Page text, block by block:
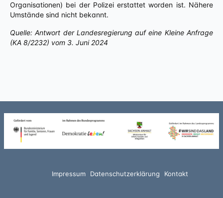
Organisationen) bei der Polizei erstattet worden ist. Nähere
Umstände sind nicht bekannt.
Quelle: Antwort der Landesregierung auf eine Kleine Anfrage
(KA 8/2232) vom 3. Juni 2024
Impressum Datenschutzerklärung Kontakt